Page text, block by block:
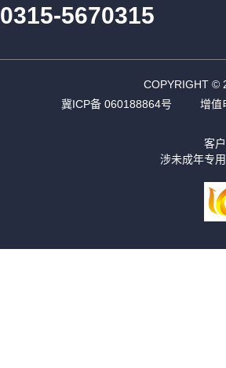
0315-5670315
COPYRIGHT ©
冀ICP备 060188864号
增值
客
涉未成年专